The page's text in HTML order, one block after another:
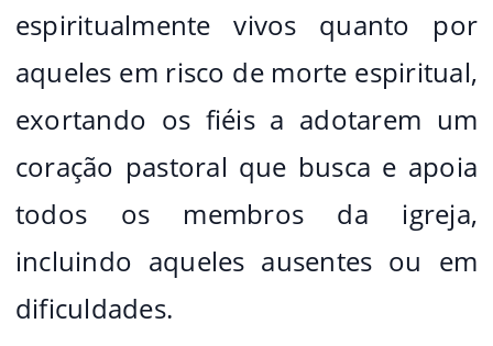
espiritualmente vivos quanto por
aqueles em risco de morte espiritual,
exortando os fiéis a adotarem um
coração pastoral que busca e apoia
todos os membros da igreja,
incluindo aqueles ausentes ou em
dificuldades.